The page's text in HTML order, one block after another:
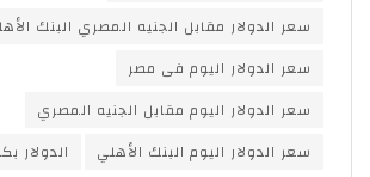
سعر الدولار مقابل الجنيه المصري البنك
سعر الدولار اليوم فى مصر
سعر الدولار اليوم مقابل الجنيه المصري
سعر الدولار اليوم البنك الأهلي
الدولار